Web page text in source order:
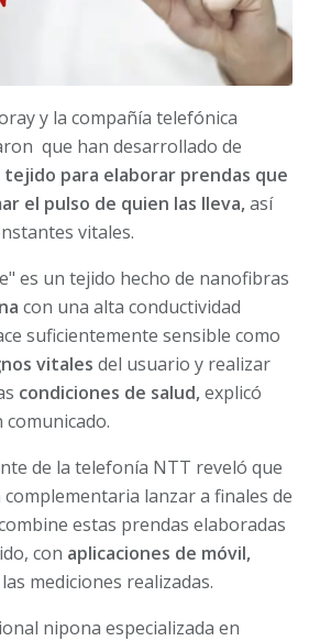
y la compañía telefónica
que han desarrollado de
tejido para elaborar prendas que
el pulso de quien las lleva,así
vitales.
es un tejido hecho de nanofibras
con una alta conductividad
suficientemente sensible como
vitales del usuario y realizar
condiciones de salud,explicó
de la telefonía NTT reveló que
lanzar a finales de
estas prendas elaboradas
con aplicaciones de móvil,
mediciones realizadas.
nipona especializada en